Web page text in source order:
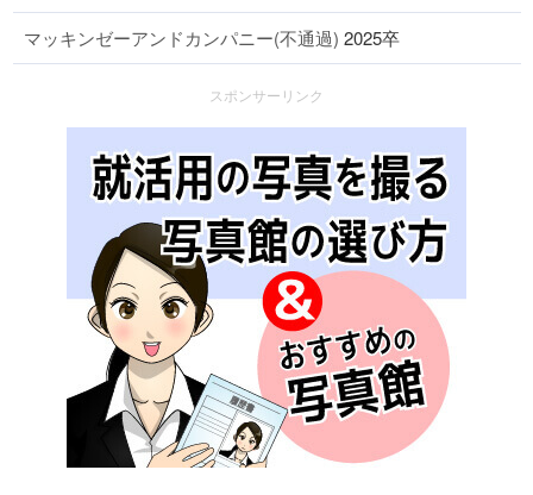
マッキンゼーアンドカンパニー(不通過) 2025卒
スポンサーリンク